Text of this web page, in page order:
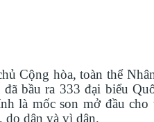
Cộng hòa, toàn thể
bầu ra 333 đại biểu
là mốc son mở đầu cho
do dân và vì dân.